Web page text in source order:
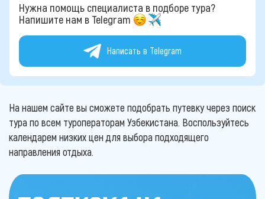
Нужна помощь специалиста в подборе тура?
Напишите нам в Telegram
Написать в Telegram
На нашем сайте вы сможете подобрать путевку через поиск
тура по всем туроператорам Узбекистана. Воспользуйтесь
календарем низких цен для выбора подходящего
направления отдыха.